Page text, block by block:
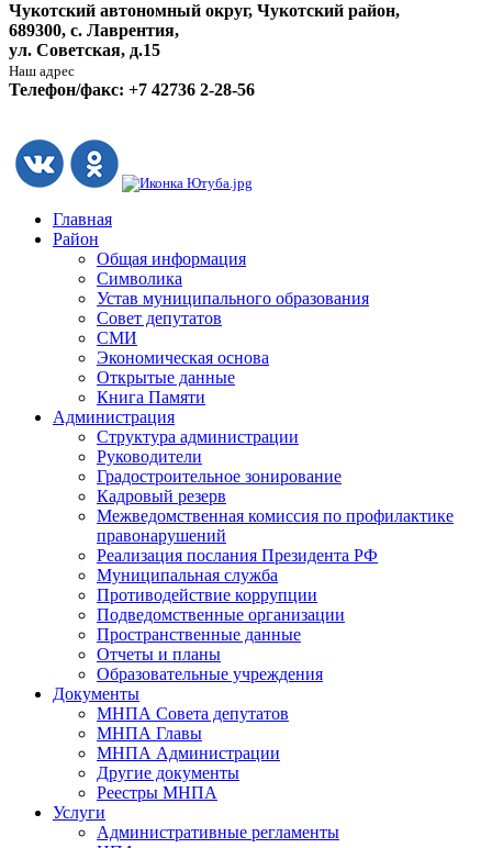
Чукотский автономный округ, Чукотский район,
689300, с. Лаврентия,
ул. Советская, д.15
Наш адрес
Телефон/факс: +7 42736 2-28-56
Главная
Район
Общая информация
Символика
Устав муниципального образования
Совет депутатов
СМИ
Экономическая основа
Открытые данные
Книга Памяти
Администрация
Структура администрации
Руководители
Градостроительное зонирование
Кадровый резерв
Межведомственная комиссия по профилактике
правонарушений
Реализация послания Президента РФ
Муниципальная служба
Противодействие коррупции
Подведомственные организации
Пространственные данные
Отчеты и планы
Образовательные учреждения
Документы
МНПА Совета депутатов
МНПА Главы
МНПА Администрации
Другие документы
Реестры МНПА
Услуги
Административные регламенты